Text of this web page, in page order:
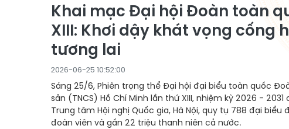
Khai mạc Đại hội Đoàn toàn
XIII: Khơi dậy khát vọng cống
tương lai
2026-06-25 10:52:00
Sáng 25/6, Phiên trọng thể Đại hội đại biểu toàn quốc
sản (TNCS) Hồ Chí Minh lần thứ XIII, nhiệm kỳ 2026 -
Trung tâm Hội nghị Quốc gia, Hà Nội, quy tụ 788 đại biểu
đoàn viên và gần 22 triệu thanh niên cả nước.